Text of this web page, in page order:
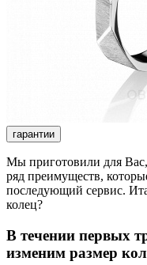
гарантии
Мы приготовили для
ряд преимуществ,
последующий сервис.
колец?
В течении первых
изменим размер